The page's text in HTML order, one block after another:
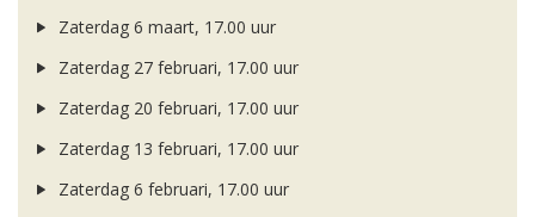
Zaterdag 6 maart, 17.00 uur
Zaterdag 27 februari, 17.00 uur
Zaterdag 20 februari, 17.00 uur
Zaterdag 13 februari, 17.00 uur
Zaterdag 6 februari, 17.00 uur